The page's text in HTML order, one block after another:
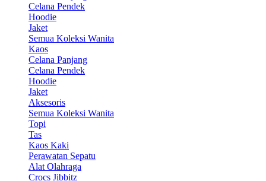
Celana Pendek
Hoodie
Jaket
Semua Koleksi Wanita
Kaos
Celana Panjang
Celana Pendek
Hoodie
Jaket
Aksesoris
Semua Koleksi Wanita
Topi
Tas
Kaos Kaki
Perawatan Sepatu
Alat Olahraga
Crocs Jibbitz